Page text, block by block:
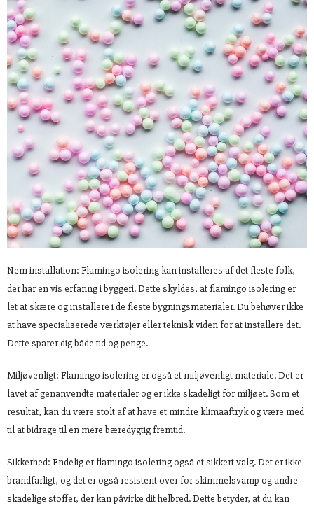
Nem installation: Flamingo isolering kan installeres af det fleste folk,
der har en vis erfaring i byggeri. Dette skyldes, at flamingo isolering er
let at skære og installere i de fleste bygningsmaterialer. Du behøver ikke
at have specialiserede værktøjer eller teknisk viden for at installere det.
Dette sparer dig både tid og penge.
Miljøvenligt: Flamingo isolering er også et miljøvenligt materiale. Det er
lavet af genanvendte materialer og er ikke skadeligt for miljøet. Som et
resultat, kan du være stolt af at have et mindre klimaaftryk og være med
til at bidrage til en mere bæredygtig fremtid.
Sikkerhed: Endelig er flamingo isolering også et sikkert valg. Det er ikke
brandfarligt, og det er også resistent over for skimmelsvamp og andre
skadelige stoffer, der kan påvirke dit helbred. Dette betyder, at du kan